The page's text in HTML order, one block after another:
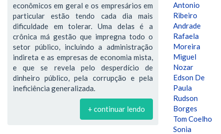
econômicos em geral e os empresários em
particular estão tendo cada dia mais
dificuldade em tolerar. Uma delas é a
crônica má gestão que impregna todo o
setor público, incluindo a administração
indireta e as empresas de economia mista,
e que se revela pelo desperdício de
dinheiro público, pela corrupção e pela
ineficiência generalizada.
+ continuar lendo
Antonio
Ribeiro
Andrade
Rafaela
Moreira
Miguel
Nozar
Edson De
Paula
Rudson
Borges
Tom Coelho
Sonia